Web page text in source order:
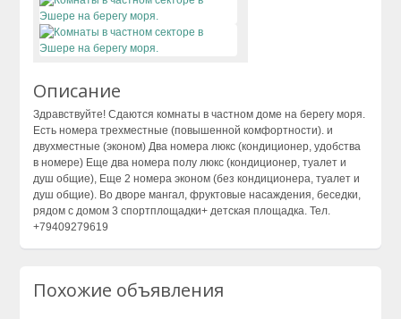
Описание
Здравствуйте! Сдаются комнаты в частном доме на берегу моря.
Есть номера трехместные (повышенной комфортности). и
двухместные (эконом) Два номера люкс (кондиционер, удобства
в номере) Еще два номера полу люкс (кондиционер, туалет и
душ общие), Еще 2 номера эконом (без кондиционера, туалет и
душ общие). Во дворе мангал, фруктовые насаждения, беседки,
рядом с домом 3 спортплощадки+ детская площадка. Тел.
+79409279619
Похожие объявления